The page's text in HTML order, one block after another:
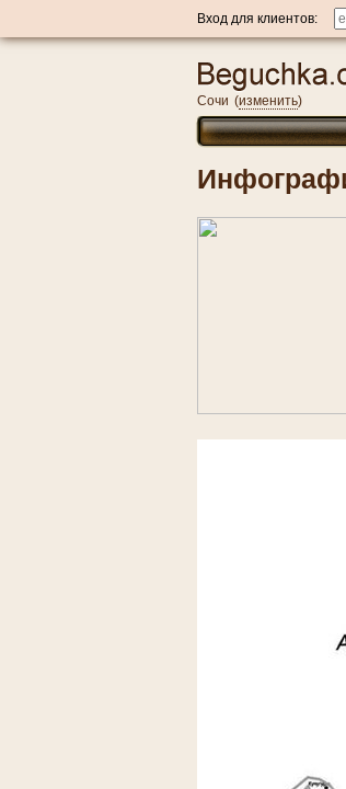
Вход для клиентов:
Сочи (изменить)